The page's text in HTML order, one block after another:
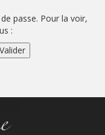
passe. Pour la voir,
: